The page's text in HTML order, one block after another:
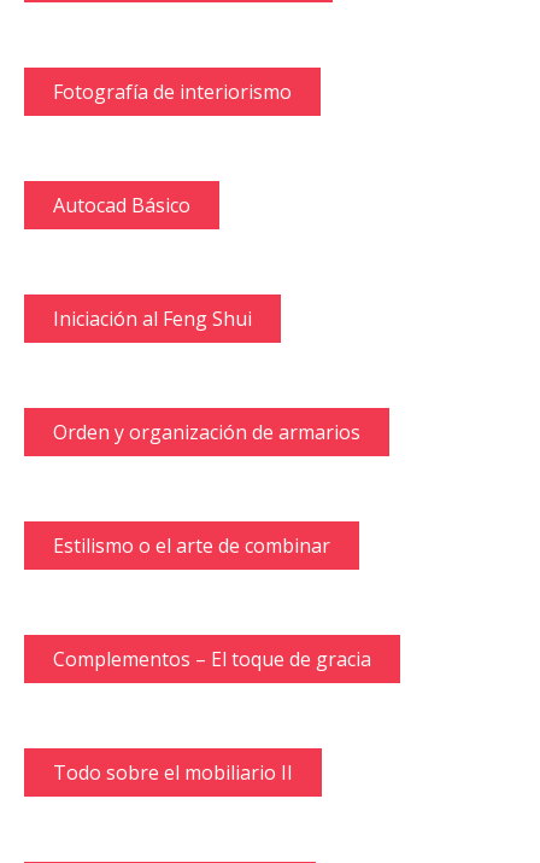
Fotografía de interiorismo
Autocad Básico
Iniciación al Feng Shui
Orden y organización de armarios
Estilismo o el arte de combinar
Complementos – El toque de gracia
Todo sobre el mobiliario II